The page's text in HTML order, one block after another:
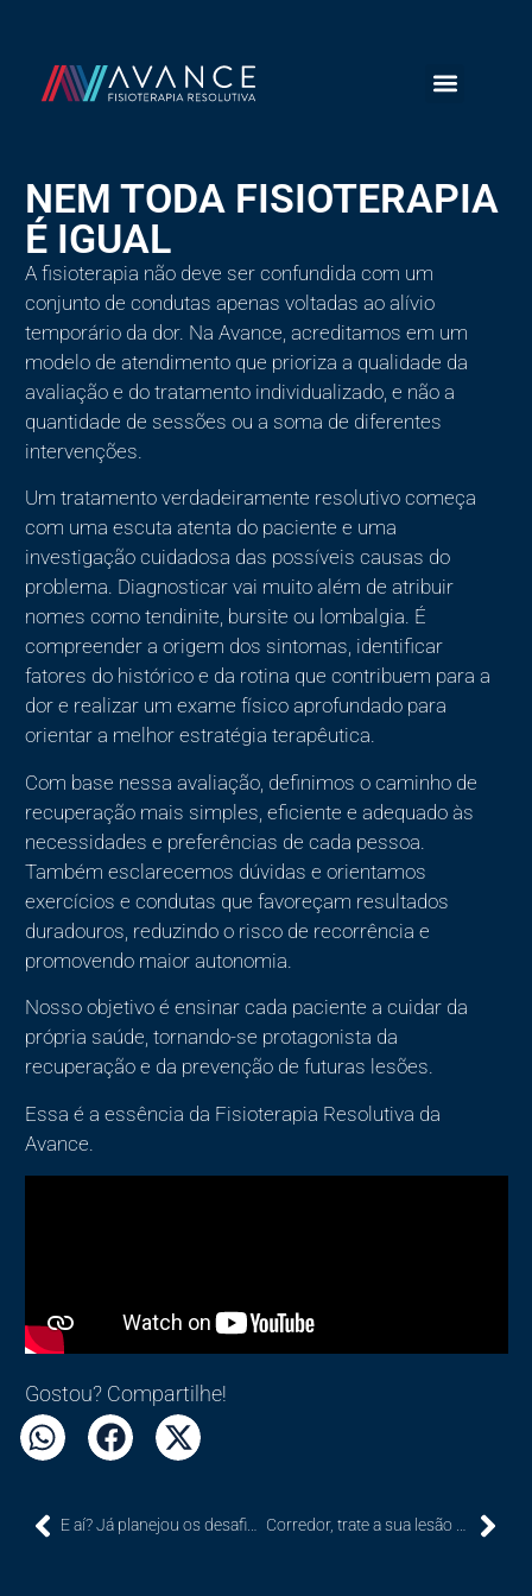
NEM TODA FISIOTERAPIA
É IGUAL
A fisioterapia não deve ser confundida com um
conjunto de condutas apenas voltadas ao alívio
temporário da dor. Na Avance, acreditamos em um
modelo de atendimento que prioriza a qualidade da
avaliação e do tratamento individualizado, e não a
quantidade de sessões ou a soma de diferentes
intervenções.
Um tratamento verdadeiramente resolutivo começa
com uma escuta atenta do paciente e uma
investigação cuidadosa das possíveis causas do
problema. Diagnosticar vai muito além de atribuir
nomes como tendinite, bursite ou lombalgia. É
compreender a origem dos sintomas, identificar
fatores do histórico e da rotina que contribuem para a
dor e realizar um exame físico aprofundado para
orientar a melhor estratégia terapêutica.
Com base nessa avaliação, definimos o caminho de
recuperação mais simples, eficiente e adequado às
necessidades e preferências de cada pessoa.
Também esclarecemos dúvidas e orientamos
exercícios e condutas que favoreçam resultados
duradouros, reduzindo o risco de recorrência e
promovendo maior autonomia.
Nosso objetivo é ensinar cada paciente a cuidar da
própria saúde, tornando-se protagonista da
recuperação e da prevenção de futuras lesões.
Essa é a essência da Fisioterapia Resolutiva da
Avance.
Gostou? Compartilhe!
E aí? Já planejou os desafios para 2025? Corredor, trate a sua lesão como deve ser